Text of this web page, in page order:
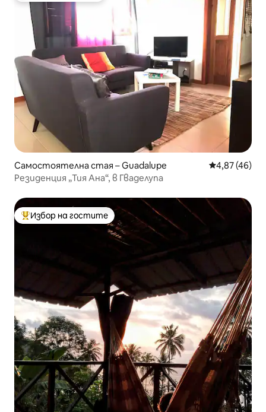
Самостоятелна стая – Guadalupe Средна
4,87 (46)
Резиденция „Тия Ана“, в Гваделупа
Най-популярен избор на гостите
Избор на гостите